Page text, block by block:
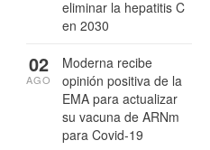
eliminar la hepatitis C
en 2030
Moderna recibe
opinión positiva de la
EMA para actualizar
su vacuna de ARNm
para Covid-19
02
AGO